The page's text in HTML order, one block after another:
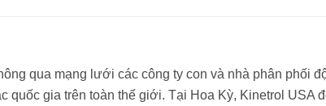
qua mạng lưới các công ty con và nhà phân phối
quốc gia trên toàn thế giới. Tại Hoa Kỳ, Kinetrol USA